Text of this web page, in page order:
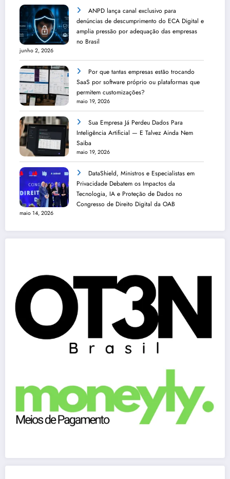
ANPD lança canal exclusivo para
denúncias de descumprimento do ECA Digital e
amplia pressão por adequação das empresas
no Brasil
junho 2, 2026
Por que tantas empresas estão trocando
SaaS por software próprio ou plataformas que
permitem customizações?
maio 19, 2026
Sua Empresa Já Perdeu Dados Para
Inteligência Artificial — E Talvez Ainda Nem
Saiba
maio 19, 2026
DataShield, Ministros e Especialistas em
Privacidade Debatem os Impactos da
Tecnologia, IA e Proteção de Dados no
Congresso de Direito Digital da OAB
maio 14, 2026